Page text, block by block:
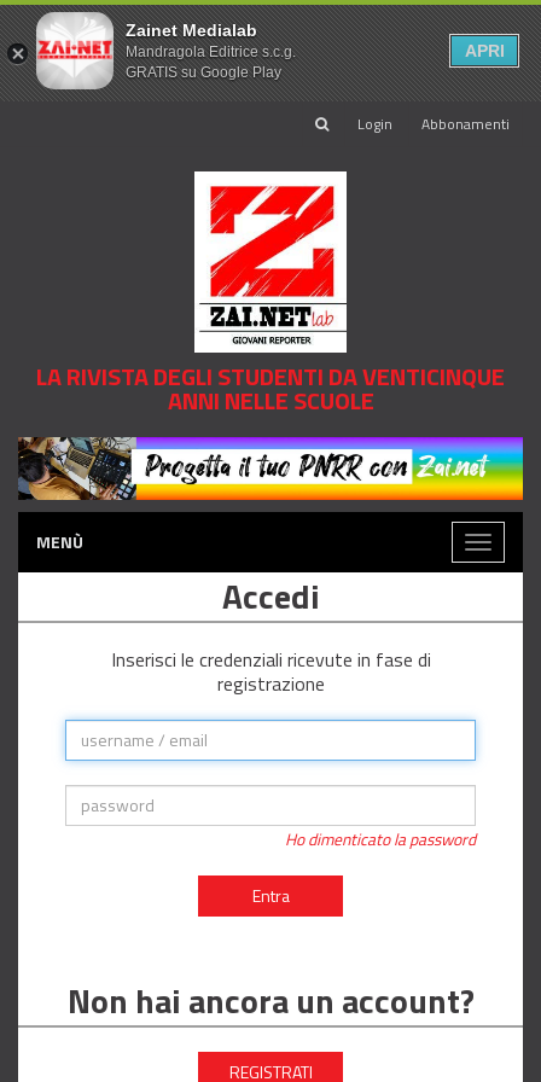
Login Abbonamenti
LA RIVISTA DEGLI STUDENTI DA VENTICINQUE
ANNI NELLE SCUOLE
MENÙ
Toggle
Accedi
Inserisci le credenziali ricevute in fase di
registrazione
Ho dimenticato la password
Entra
Non hai ancora un account?
REGISTRATI
Zainet Medialab
Mandragola Editrice s.c.g.
GRATIS su Google Play
APRI